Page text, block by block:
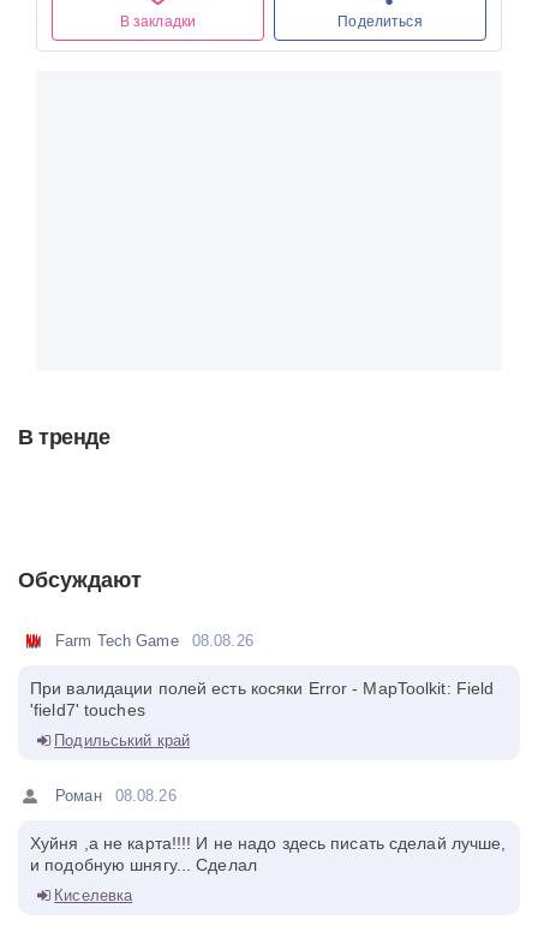
В закладки Поделиться
В тренде
Обсуждают
Farm Tech Game 08.08.26
При валидации полей есть косяки Error - MapToolkit: Field
'field7' touches
Подильський край
Роман 08.08.26
Хуйня ,а не карта!!!! И не надо здесь писать сделай лучше,
и подобную шнягу... Сделал
Киселевка